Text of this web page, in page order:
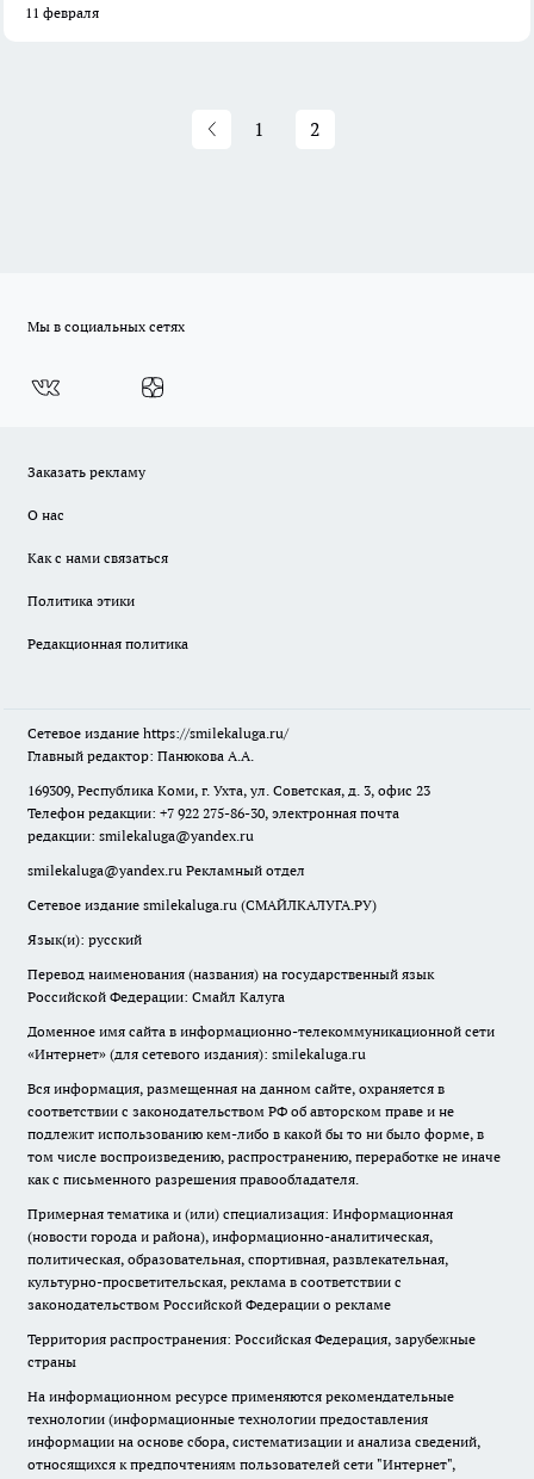
11 февраля
1 2
Мы в социальных сетях
Заказать рекламу
О нас
Как с нами связаться
Политика этики
Редакционная политика
Сетевое издание https://smilekaluga.ru/
Главный редактор: Панюкова А.А.
169309, Республика Коми, г. Ухта, ул. Советская, д. 3, офис 23
Телефон редакции: +7 922 275-86-30, электронная почта
редакции: smilekaluga@yandex.ru
smilekaluga@yandex.ru Рекламный отдел
Сетевое издание smilekaluga.ru (СМАЙЛКАЛУГА.РУ)
Язык(и): русский
Перевод наименования (названия) на государственный язык
Российской Федерации: Смайл Калуга
Доменное имя сайта в информационно-телекоммуникационной сети
«Интернет» (для сетевого издания): smilekaluga.ru
Вся информация, размещенная на данном сайте, охраняется в
соответствии с законодательством РФ об авторском праве и не
подлежит использованию кем-либо в какой бы то ни было форме, в
том числе воспроизведению, распространению, переработке не иначе
как с письменного разрешения правообладателя.
Примерная тематика и (или) специализация: Информационная
(новости города и района), информационно-аналитическая,
политическая, образовательная, спортивная, развлекательная,
культурно-просветительская, реклама в соответствии с
законодательством Российской Федерации о рекламе
Территория распространения: Российская Федерация, зарубежные
страны
На информационном ресурсе применяются рекомендательные
технологии (информационные технологии предоставления
информации на основе сбора, систематизации и анализа сведений,
относящихся к предпочтениям пользователей сети "Интернет",